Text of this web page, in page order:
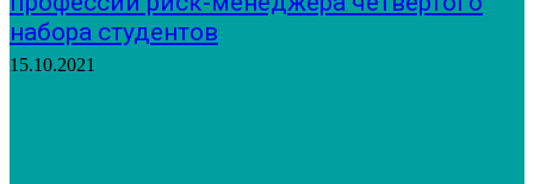
набора студентов
15.10.2021